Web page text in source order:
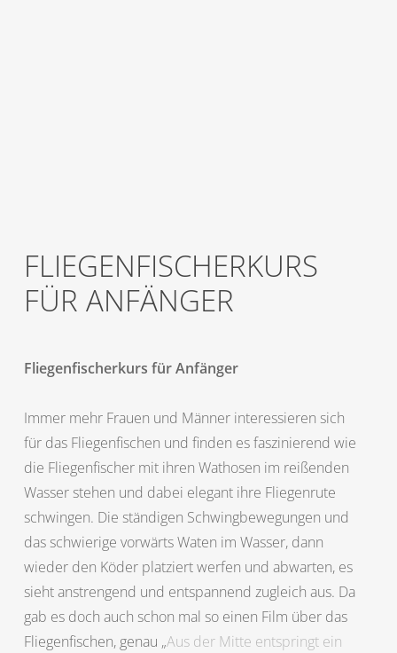
FLIEGENFISCHERKURS
FÜR ANFÄNGER
Fliegenfischerkurs für Anfänger
Immer mehr Frauen und Männer interessieren sich
für das Fliegenfischen und finden es faszinierend wie
die Fliegenfischer mit ihren Wathosen im reißenden
Wasser stehen und dabei elegant ihre Fliegenrute
schwingen. Die ständigen Schwingbewegungen und
das schwierige vorwärts Waten im Wasser, dann
wieder den Köder platziert werfen und abwarten, es
sieht anstrengend und entspannend zugleich aus. Da
gab es doch auch schon mal so einen Film über das
Fliegenfischen, genau „Aus der Mitte entspringt ein